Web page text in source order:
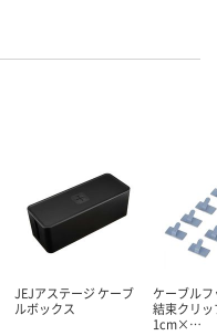
JEJアステージ ケーブ
ルボックス
ケーブル
結束クリッ
1cm×…